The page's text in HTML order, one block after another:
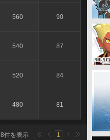
560 90
540 87
520 84
480 81
8件を表示 1